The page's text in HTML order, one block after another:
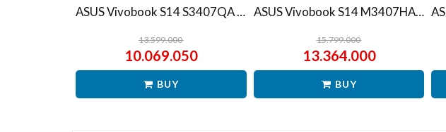
ASUS Vivobook S14 S3407QA – IPSP151M – Matte Gray
13.599.000
10.069.050
BUY
ASUS Vivobook S14 M3407HA Ryzen 7 260 1TB SSD 16GB WUXGA IPS Win11+OHS
15.799.000
13.364.000
BUY